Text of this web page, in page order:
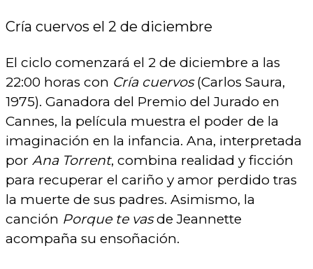
Cría cuervos el 2 de diciembre
El ciclo comenzará el 2 de diciembre a las
22:00 horas con Cría cuervos(Carlos Saura,
1975). Ganadora del Premio del Jurado en
Cannes, la película muestra el poder de la
imaginación en la infancia. Ana, interpretada
por Ana Torrent, combina realidad y ficción
para recuperar el cariño y amor perdido tras
la muerte de sus padres. Asimismo, la
canción Porque te vasde Jeannette
acompaña su ensoñación.